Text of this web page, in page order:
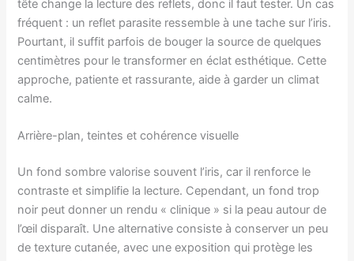
tête change la lecture des reflets, donc il faut tester. Un cas
fréquent : un reflet parasite ressemble à une tache sur l’iris.
Pourtant, il suffit parfois de bouger la source de quelques
centimètres pour le transformer en éclat esthétique. Cette
approche, patiente et rassurante, aide à garder un climat
calme.
Arrière-plan, teintes et cohérence visuelle
Un fond sombre valorise souvent l’iris, car il renforce le
contraste et simplifie la lecture. Cependant, un fond trop
noir peut donner un rendu « clinique » si la peau autour de
l’œil disparaît. Une alternative consiste à conserver un peu
de texture cutanée, avec une exposition qui protège les